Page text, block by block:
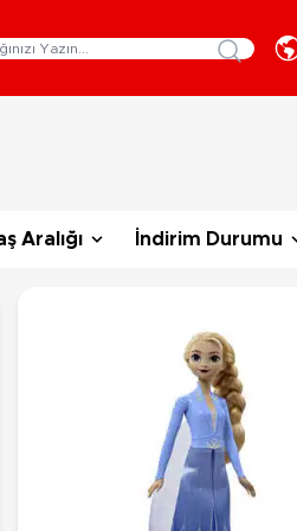
Oyuncak Bebek Aksesuarları
Oyuncak Bebek Setleri
Kozmetik ve Aksesuar
Kozmetik ve Güzellik Setleri
Aralığı İndirim Durumu